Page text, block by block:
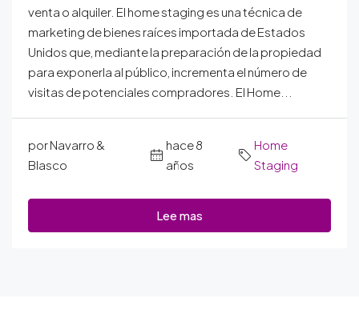
venta o alquiler. El home staging es una técnica de
marketing de bienes raíces importada de Estados
Unidos que, mediante la preparación de la propiedad
para exponerla al público, incrementa el número de
visitas de potenciales compradores. El Home...
por Navarro &
Blasco
hace 8
años
Home
Staging
Lee mas